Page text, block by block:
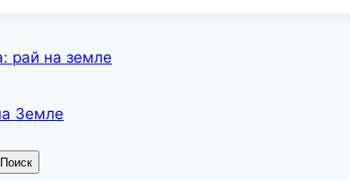
рай на земле
Земле
Поиск